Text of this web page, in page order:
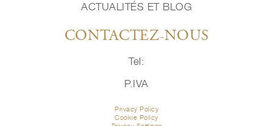
ACTUALITÉS ET BLOG
CONTACTEZ-NOUS
Tel:
P.IVA
Privacy Policy
Cookie Policy